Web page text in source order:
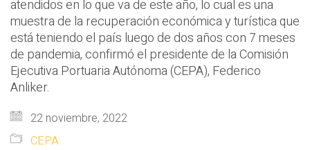
atendidos en lo que va de este año, lo cual es una
muestra de la recuperación económica y turística que
está teniendo el país luego de dos años con 7 meses
de pandemia, confirmó el presidente de la Comisión
Ejecutiva Portuaria Autónoma (CEPA), Federico
Anliker.
22 noviembre, 2022
CEPA